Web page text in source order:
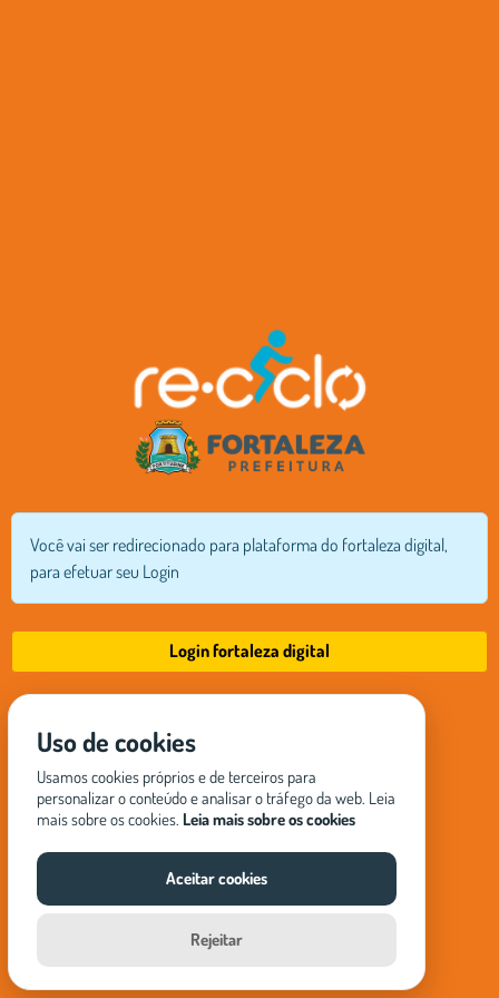
Você vai ser redirecionado para plataforma do fortaleza digital,
para efetuar seu Login
Login fortaleza digital
Uso de cookies
Usamos cookies próprios e de terceiros para
personalizar o conteúdo e analisar o tráfego da web. Leia
mais sobre os cookies. Leia mais sobre os cookies
Aceitar cookies
Rejeitar